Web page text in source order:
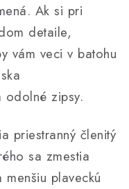
Ak si pri
detaile,
vám veci v batohu
odolné zipsy.
priestranný členitý
sa zmestia
plaveckú